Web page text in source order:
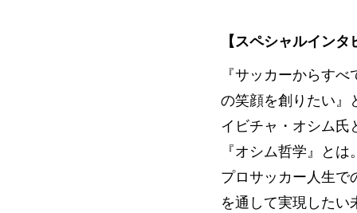
【スペシャルインタ
『サッカーからす
の笑顔を創りたい』
イビチャ・オシム氏
『オシム哲学』とは
プロサッカー人生で
を通して実現したい